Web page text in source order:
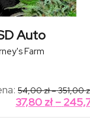
Auto
Farm
54,00zł–351,00
37,80 zł –